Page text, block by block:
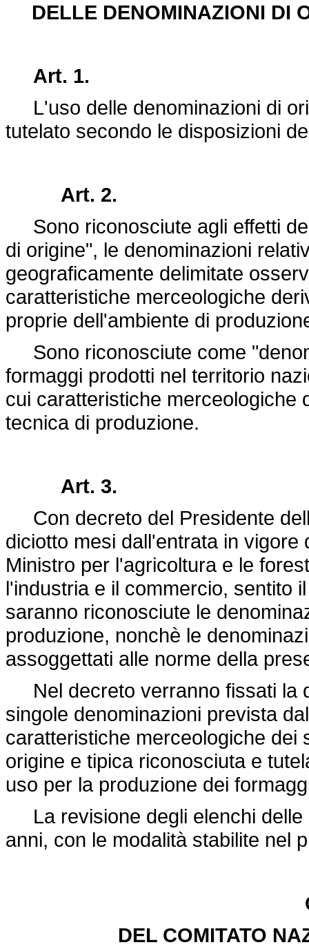
DELLE DENOMINAZIONI DI
Art. 1.
L'uso delle denominazioni di
tutelato secondo le disposizioni
Art. 2.
Sono riconosciute agli effetti
di origine", le denominazioni
geograficamente delimitate
caratteristiche merceologiche
proprie dell'ambiente di
Sono riconosciute come
formaggi prodotti nel territorio
cui caratteristiche merceologiche
tecnica di produzione.
Art. 3.
Con decreto del Presidente
diciotto mesi dall'entrata in
Ministro per l'agricoltura e le
l'industria e il commercio, sentito
saranno riconosciute le
produzione, nonchè le
assoggettati alle norme della
Nel decreto verranno fissati la
singole denominazioni prevista
caratteristiche merceologiche dei
origine e tipica riconosciuta e
uso per la produzione dei
La revisione degli elenchi delle
anni, con le modalità stabilite nel
DEL COMITATO